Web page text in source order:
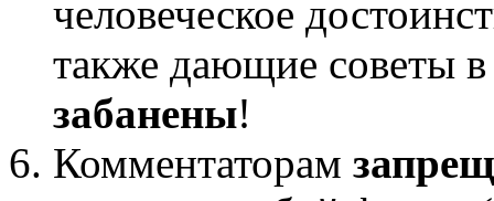
человеческое
также дающие советы
забанены!
Комментаторам